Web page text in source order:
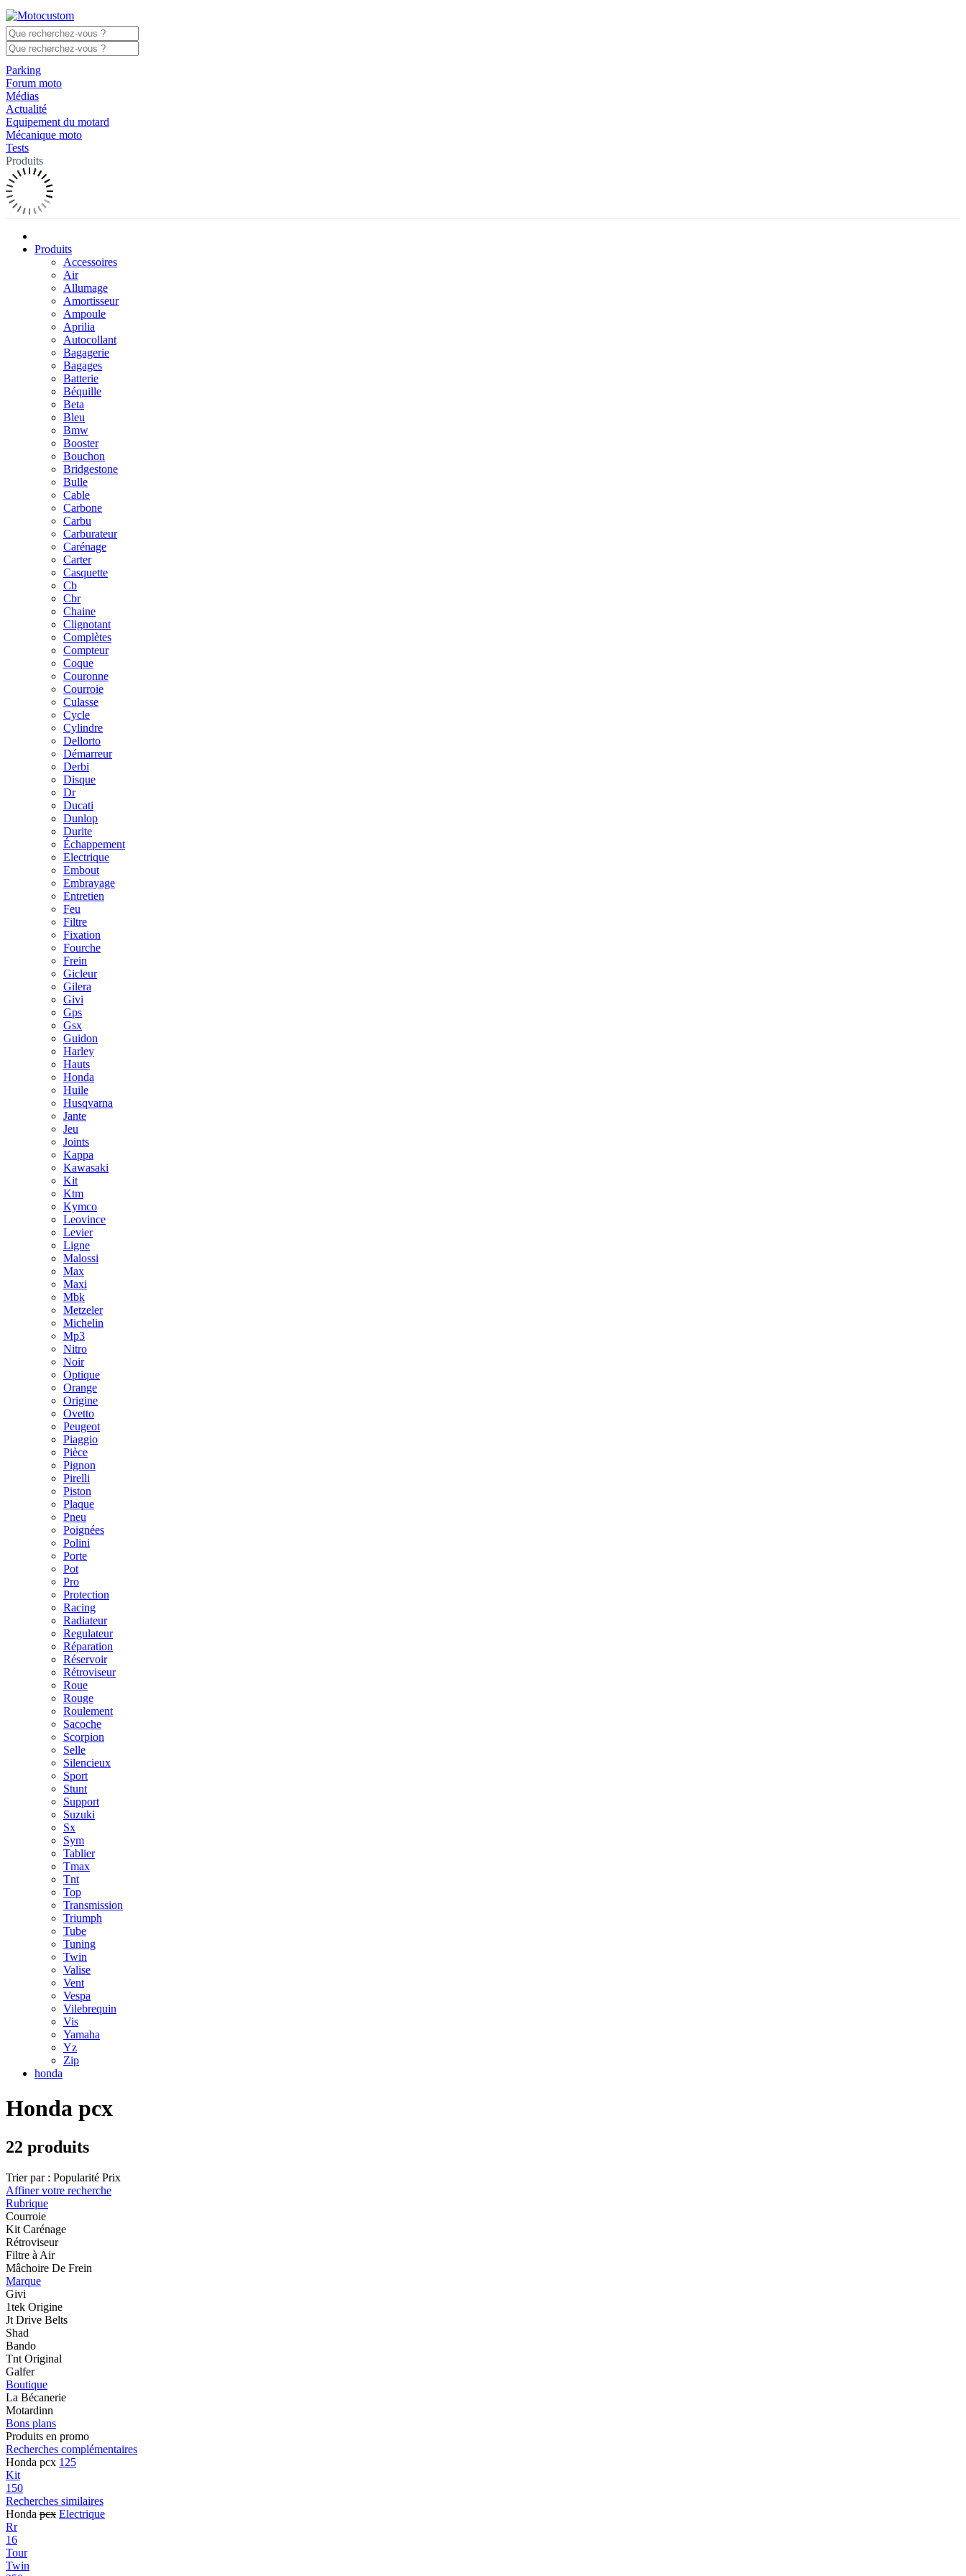
Parking
Forum moto
Médias
Actualité
Equipement du motard
Mécanique moto
Tests
Produits
Produits
Accessoires
Air
Allumage
Amortisseur
Ampoule
Aprilia
Autocollant
Bagagerie
Bagages
Batterie
Béquille
Beta
Bleu
Bmw
Booster
Bouchon
Bridgestone
Bulle
Cable
Carbone
Carbu
Carburateur
Carénage
Carter
Casquette
Cb
Cbr
Chaine
Clignotant
Complètes
Compteur
Coque
Couronne
Courroie
Culasse
Cycle
Cylindre
Dellorto
Démarreur
Derbi
Disque
Dr
Ducati
Dunlop
Durite
Échappement
Electrique
Embout
Embrayage
Entretien
Feu
Filtre
Fixation
Fourche
Frein
Gicleur
Gilera
Givi
Gps
Gsx
Guidon
Harley
Hauts
Honda
Huile
Husqvarna
Jante
Jeu
Joints
Kappa
Kawasaki
Kit
Ktm
Kymco
Leovince
Levier
Ligne
Malossi
Max
Maxi
Mbk
Metzeler
Michelin
Mp3
Nitro
Noir
Optique
Orange
Origine
Ovetto
Peugeot
Piaggio
Pièce
Pignon
Pirelli
Piston
Plaque
Pneu
Poignées
Polini
Porte
Pot
Pro
Protection
Racing
Radiateur
Regulateur
Réparation
Réservoir
Rétroviseur
Roue
Rouge
Roulement
Sacoche
Scorpion
Selle
Silencieux
Sport
Stunt
Support
Suzuki
Sx
Sym
Tablier
Tmax
Tnt
Top
Transmission
Triumph
Tube
Tuning
Twin
Valise
Vent
Vespa
Vilebrequin
Vis
Yamaha
Yz
Zip
honda
Honda pcx
22 produits
Trier par : Popularité Prix
Affiner votre recherche
Rubrique
Courroie
Kit Carénage
Rétroviseur
Filtre à Air
Mâchoire De Frein
Marque
Givi
1tek Origine
Jt Drive Belts
Shad
Bando
Tnt Original
Galfer
Boutique
La Bécanerie
Motardinn
Bons plans
Produits en promo
Recherches complémentaires
Honda pcx 125
Kit
150
Recherches similaires
Honda pcx Electrique
Rr
16
Tour
Twin